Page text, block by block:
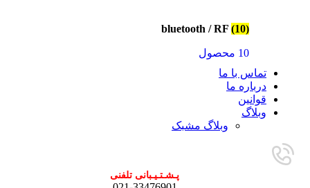
bluetooth / RF (10)
10 محصول
تماس با ما
درباره ما
قوانین
وبلاگ
وبلاگ مشبک
پـشـتـیـبانی تلفنی